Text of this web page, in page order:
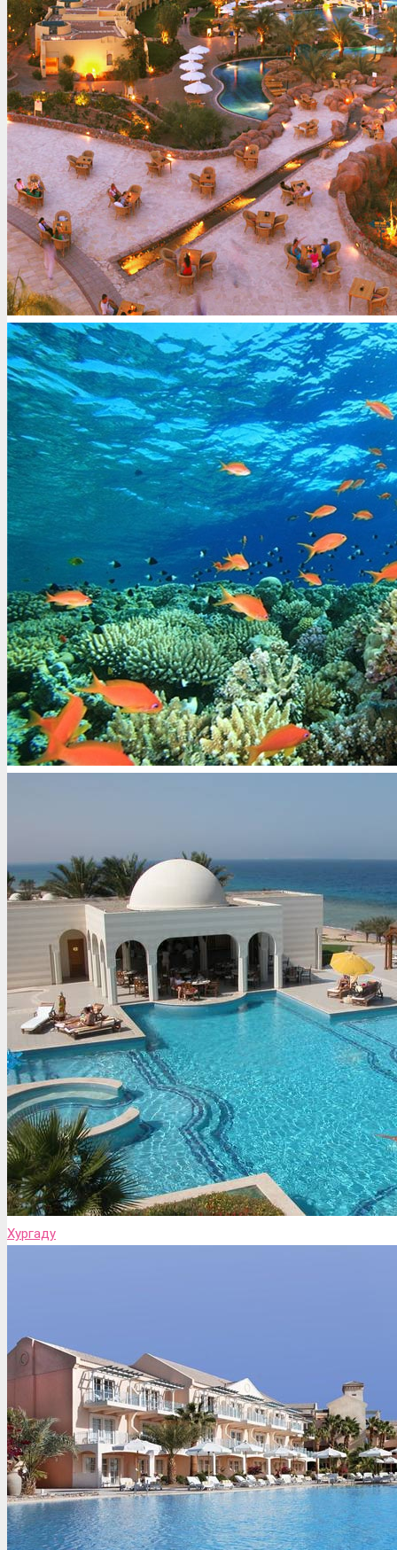
Хургаду